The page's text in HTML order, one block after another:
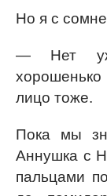
Но я с
— Нет
лицо тоже.
Пока мы
Аннушка с
пальцами